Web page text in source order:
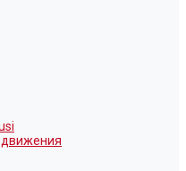
движения